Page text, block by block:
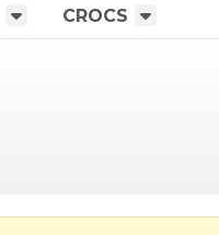
CROCS